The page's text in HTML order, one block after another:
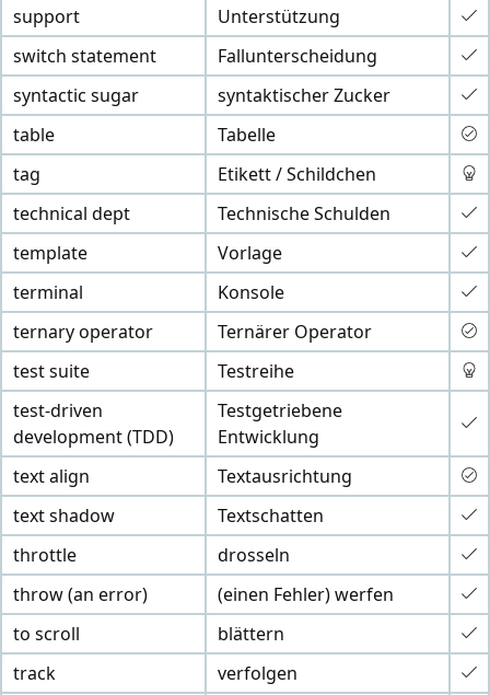
support
Unterstützung
switch statement
Fallunterscheidung
syntactic sugar
syntaktischer Zucker
table
Tabelle
tag
Etikett / Schildchen
technical dept
Technische Schulden
template
Vorlage
terminal
Konsole
ternary operator
Ternärer Operator
test suite
Testreihe
test-driven
development (TDD)
Testgetriebene
Entwicklung
text align
Textausrichtung
text shadow
Textschatten
throttle
drosseln
throw (an error)
(einen Fehler) werfen
to scroll
blättern
track
verfolgen